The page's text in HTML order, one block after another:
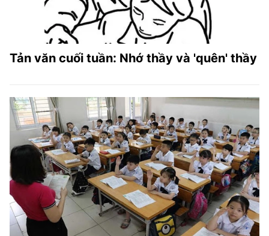
Tản văn cuối tuần: Nhớ thầy và 'quên' thầy